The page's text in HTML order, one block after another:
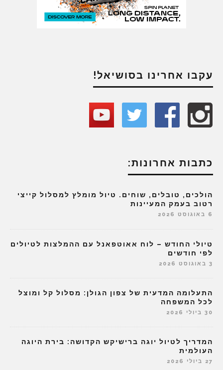
עקבו אחרינו בסושיאל!
כתבות אחרונות:
הולכים, טובלים, שוחים. טיול מומלץ למסלול קייצי
רטוב בעמק המעיינות
6 באוגוסט 2026
טיולי החודש – לוח אאוטפאנל עם ההמלצות לטיולים
לפי חודשים
3 באוגוסט 2026
התעלומה המדעית של צפון הגולן: מסלול קל ומוצל
לכל המשפחה
30 ביולי 2026
המדריך לטיול יוגה ברישיקש הקדושה: בירת היוגה
העולמית
27 ביולי 2026